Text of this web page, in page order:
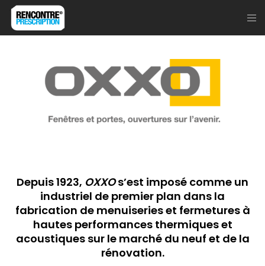
Depuis 1923, OXXOs’est imposé comme un
industriel de premier plan dans la
fabrication de menuiseries et fermetures à
hautes performances thermiques et
acoustiques sur le marché du neuf et de la
rénovation.